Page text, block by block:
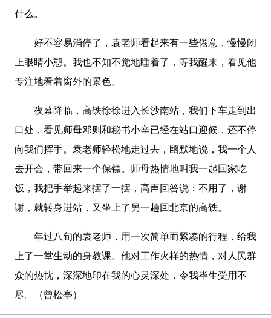
什么。
好不容易消停了，袁老师看起来有一些倦意，慢慢闭
上眼睛小憩。我也不知不觉地睡着了，等我醒来，看见他
专注地看着窗外的景色。
夜幕降临，高铁徐徐进入长沙南站，我们下车走到出
口处，看见师母邓则和秘书小辛已经在站口迎候，还不停
向我们挥手。袁老师轻松地走过去，幽默地说，我一个人
去开会，带回来一个保镖。师母热情地叫我一起回家吃
饭，我把手举起来摆了一摆，高声回答说：不用了，谢
谢，就转身进站，又坐上了另一趟回北京的高铁。
年过八旬的袁老师，用一次简单而紧凑的行程，给我
上了一堂生动的身教课。他对工作火样的热情，对人民群
众的热忱，深深地印在我的心灵深处，令我毕生受用不
尽。（曾松亭）